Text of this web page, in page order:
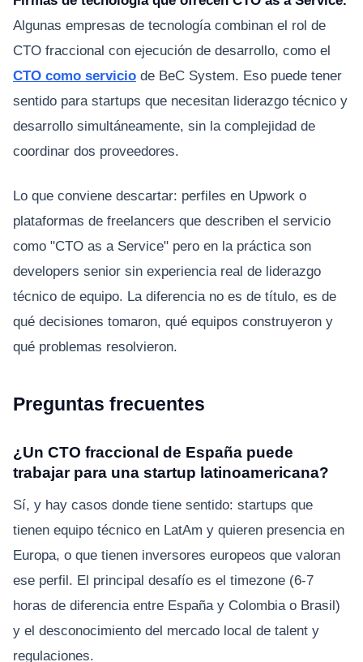
Algunas empresas de tecnología combinan el rol de
CTO fraccional con ejecución de desarrollo, como el
CTO como servicio de BeC System. Eso puede tener
sentido para startups que necesitan liderazgo técnico y
desarrollo simultáneamente, sin la complejidad de
coordinar dos proveedores.
Lo que conviene descartar: perfiles en Upwork o
plataformas de freelancers que describen el servicio
como "CTO as a Service" pero en la práctica son
developers senior sin experiencia real de liderazgo
técnico de equipo. La diferencia no es de título, es de
qué decisiones tomaron, qué equipos construyeron y
qué problemas resolvieron.
Preguntas frecuentes
¿Un CTO fraccional de España puede
trabajar para una startup latinoamericana?
Sí, y hay casos donde tiene sentido: startups que
tienen equipo técnico en LatAm y quieren presencia en
Europa, o que tienen inversores europeos que valoran
ese perfil. El principal desafío es el timezone (6-7
horas de diferencia entre España y Colombia o Brasil)
y el desconocimiento del mercado local de talent y
regulaciones.